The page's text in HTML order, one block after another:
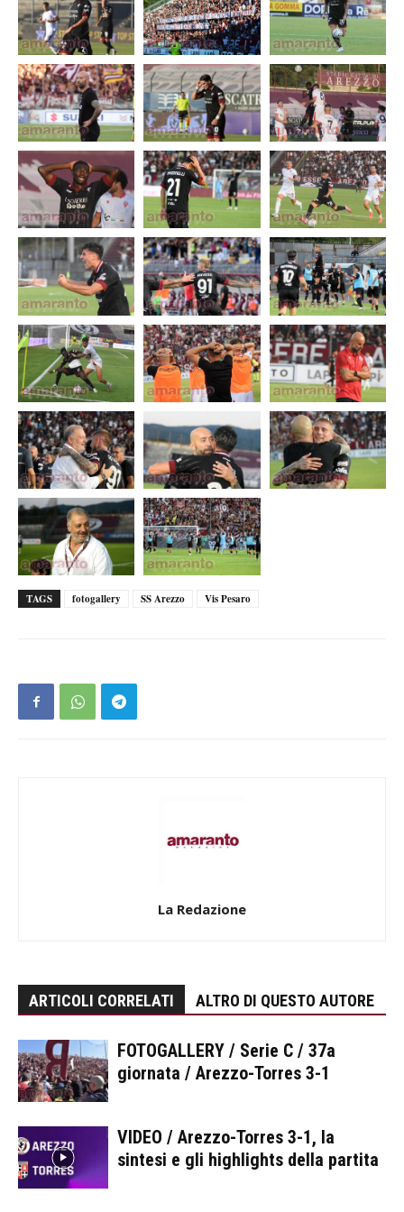
TAGS fotogallery SS Arezzo Vis Pesaro
La Redazione
ARTICOLI CORRELATI ALTRO DI QUESTO AUTORE
FOTOGALLERY / Serie C / 37a
giornata / Arezzo-Torres 3-1
VIDEO / Arezzo-Torres 3-1, la
sintesi e gli highlights della partita